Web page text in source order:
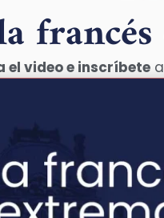
el video e inscríbete